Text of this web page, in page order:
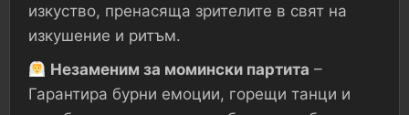
изкуство, пренасяща зрителите в свят на
изкушение и ритъм.
Незаменим за момински партита –
Гарантира бурни емоции, горещи танци и